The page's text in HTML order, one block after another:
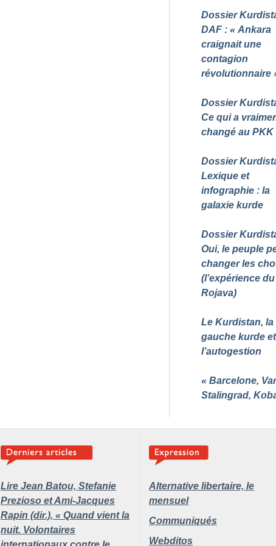
Dossier
DAF : « Ankara
craignait une
contagion
révolutionnaire
Dossier
Ce qui a
changé au PKK
Dossier
Lexique et
infographie : la
galaxie kurde
Dossier
Oui, le peuple
changer les
(l’expérience du
Rojava)
Le Kurdistan, la
gauche kurde et
l’autogestion
« Barcelone,
Stalingrad,
Lire Jean Batou, Stefanie
Prezioso et Ami-Jacques
Rapin (dir.), « Quand vient la
nuit. Volontaires
Alternative libertaire, le
mensuel
Communiqués
Webditos